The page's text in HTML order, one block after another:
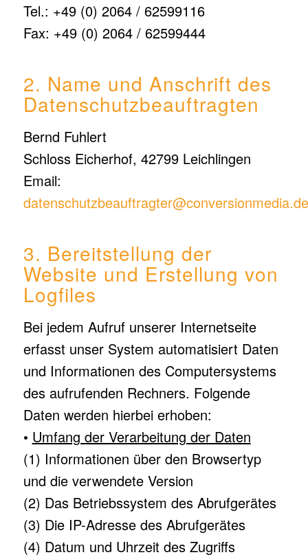
Tel.: +49 (0) 2064 / 62599116
Fax: +49 (0) 2064 / 62599444
2. Name und Anschrift des
Datenschutzbeauftragten
Bernd Fuhlert
Schloss Eicherhof, 42799 Leichlingen
Email:
datenschutzbeauftragter@conversionmedia.de
3. Bereitstellung der
Website und Erstellung von
Logfiles
Bei jedem Aufruf unserer Internetseite
erfasst unser System automatisiert Daten
und Informationen des Computersystems
des aufrufenden Rechners. Folgende
Daten werden hierbei erhoben:
• Umfang der Verarbeitung der Daten
(1) Informationen über den Browsertyp
und die verwendete Version
(2) Das Betriebssystem des Abrufgerätes
(3) Die IP-Adresse des Abrufgerätes
(4) Datum und Uhrzeit des Zugriffs